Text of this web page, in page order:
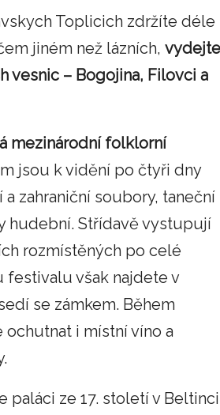
Toplicich zdržíte déle
jiném než lázních, vydejte
vesnic – Bogojina, Filovci a
mezinárodní folklorní
jsou k vidění po čtyři dny
zahraniční soubory, taneční
hudební. Střídavě vystupují
rozmístěných po celé
festivalu však najdete v
se zámkem. Během
i místní víno a
paláci ze 17. století v Beltinci